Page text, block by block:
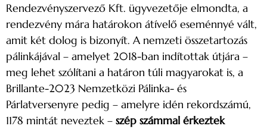
Rendezvényszervező Kft. ügyvezetője elmondta, a
rendezvény mára határokon átívelő eseménnyé vált,
amit két dolog is bizonyít. A nemzeti összetartozás
pálinkájával – amelyet 2018-ban indítottak útjára –
meg lehet szólítani a határon túli magyarokat is, a
Brillante-2023 Nemzetközi Pálinka- és
Párlatversenyre pedig – amelyre idén rekordszámú,
1178 mintát neveztek – szép számmal érkeztek